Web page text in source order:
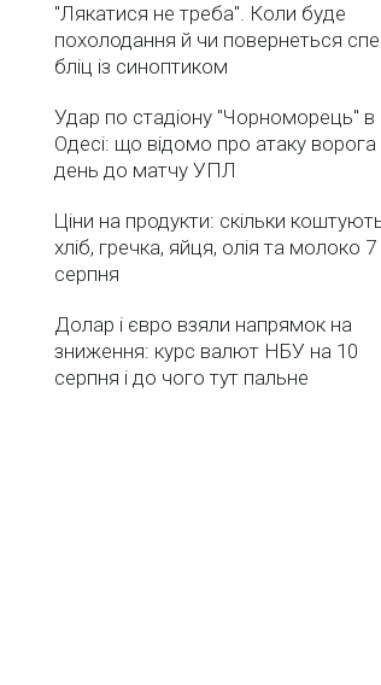
"Лякатися не треба". Коли буде
похолодання й чи повернеться
бліц із синоптиком
Удар по стадіону "Чорноморець" в
Одесі: що відомо про атаку ворога
день до матчу УПЛ
Ціни на продукти: скільки
хліб, гречка, яйця, олія та молоко 7
серпня
Долар і євро взяли напрямок на
зниження: курс валют НБУ на 10
серпня і до чого тут пальне